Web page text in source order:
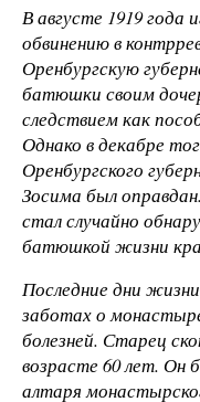
В августе 1919 года
обвинению в
Оренбургскую
батюшки своим
следствием как
Однако в декабре
Оренбургского
Зосима был
стал случайно
батюшкой жизни
Последние дни
заботах о
болезней. Старец
возрасте 60 лет. Он
алтаря